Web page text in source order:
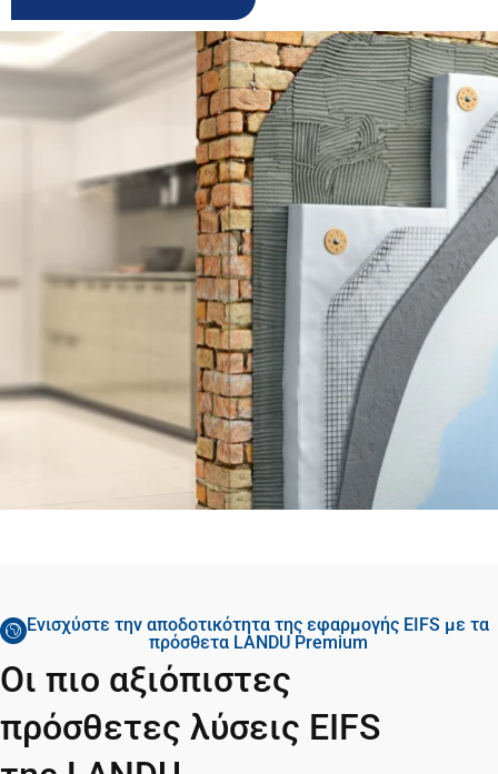
Ενισχύστε την αποδοτικότητα της εφαρμογής EIFS με τα
πρόσθετα LANDU Premium
Οι πιο αξιόπιστες
πρόσθετες λύσεις EIFS